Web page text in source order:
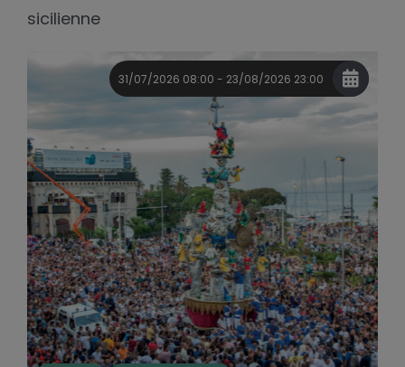
sicilienne
31/07/2026 08:00 - 23/08/2026 23:00